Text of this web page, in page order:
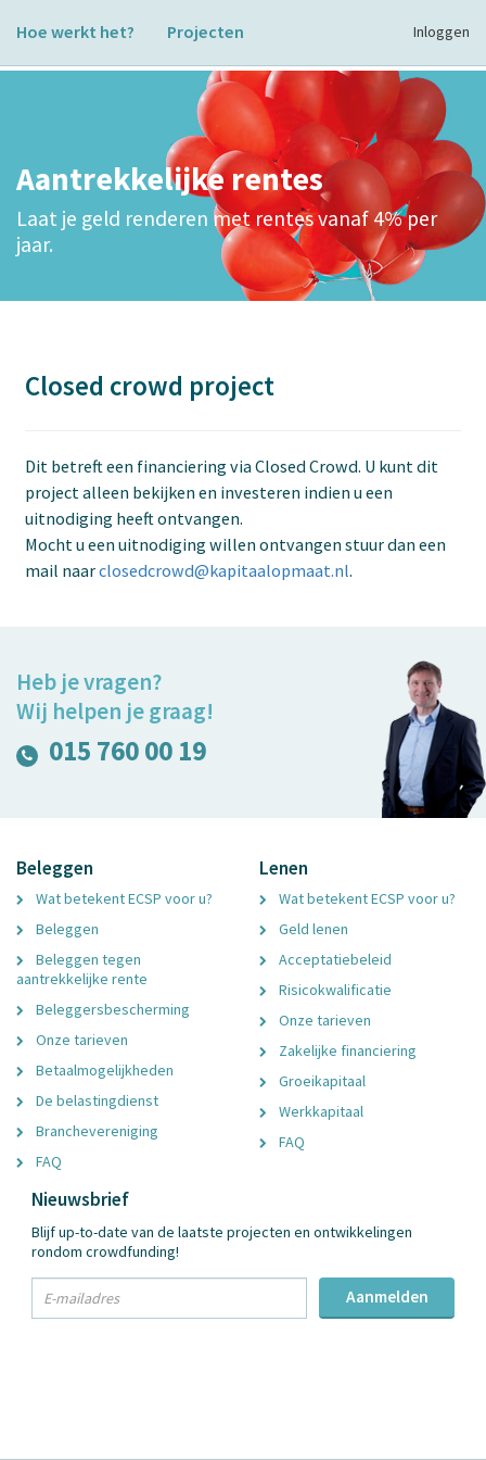
Hoe werkt het? Projecten Inloggen
Aantrekkelijke rentes
Laat je geld renderen met rentes vanaf 4% per
jaar.
Closed crowd project
Dit betreft een financiering via Closed Crowd. U kunt dit
project alleen bekijken en investeren indien u een
uitnodiging heeft ontvangen.
Mocht u een uitnodiging willen ontvangen stuur dan een
mail naarclosedcrowd@kapitaalopmaat.nl.
Heb je vragen?
Wij helpen je graag!
015 760 00 19
Beleggen
Wat betekent ECSP voor u?
Beleggen
Beleggen tegen
aantrekkelijke rente
Beleggersbescherming
Onze tarieven
Betaalmogelijkheden
De belastingdienst
Branchevereniging
FAQ
Lenen
Wat betekent ECSP voor u?
Geld lenen
Acceptatiebeleid
Risicokwalificatie
Onze tarieven
Zakelijke financiering
Groeikapitaal
Werkkapitaal
FAQ
Nieuwsbrief
Blijf up-to-date van de laatste projecten en ontwikkelingen
rondom crowdfunding!
Email
Aanmelden